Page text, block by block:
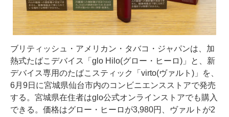
ブリティッシュ・アメリカン・タバコ・ジャパンは、加
熱式たばこデバイス「glo Hilo(グロー・ヒーロ)」と、新
デバイス専用のたばこスティック「virto(ヴァルト)」を、
6月9日に宮城県仙台市内のコンビニエンスストアで発売
する。宮城県在住者はglo公式オンラインストアでも購入
できる。価格はグロー・ヒーロが3,980円、ヴァルトが2